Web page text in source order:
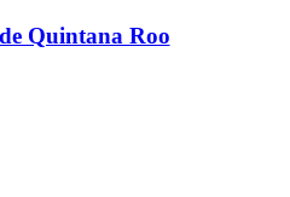
Quintana Roo